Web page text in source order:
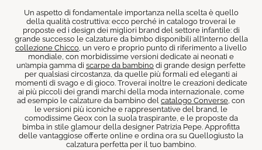
Un aspetto di fondamentale importanza nella scelta è quello
della qualità costruttiva: ecco perché in catalogo troverai le
proposte ed i design dei migliori brand del settore infantile: di
grande successo le calzature da bimbo disponibili all’interno della
collezione Chicco, un vero e proprio punto di riferimento a livello
mondiale, con morbidissime versioni dedicate ai neonati e
un’ampia gamma di scarpe da bambino di grande design perfette
per qualsiasi circostanza, da quelle più formali ed eleganti ai
momenti di svago e di gioco. Troverai inoltre le creazioni dedicate
ai più piccoli dei grandi marchi della moda internazionale, come
ad esempio le calzature da bambino del catalogo Converse, con
le versioni più iconiche e rappresentative del brand, le
comodissime Geox con la suola traspirante, e le proposte da
bimba in stile glamour della designer Patrizia Pepe. Approfitta
delle vantaggiose offerte online e ordina ora su Quellogiusto la
calzatura perfetta per il tuo bambino.